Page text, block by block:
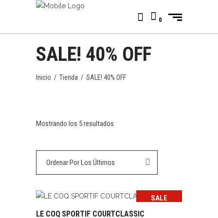
0
SALE! 40% OFF
Inicio / Tienda / SALE! 40% OFF
Mostrando los 5 resultados
últimos
Ordenar Por Los Últimos
SALE
SELECCIONAR OPCIONES
LE COQ SPORTIF COURTCLASSIC